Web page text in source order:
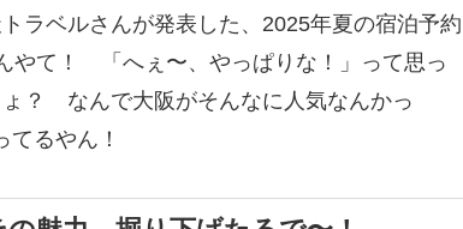
ラベルさんが発表した、2025年夏の宿泊予約
やて！ 「へぇ〜、やっぱりな！」って思っ
？ なんで大阪がそんなに人気なんかっ
るやん！